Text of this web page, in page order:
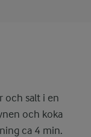
och salt i en
och koka
ca 4 min.